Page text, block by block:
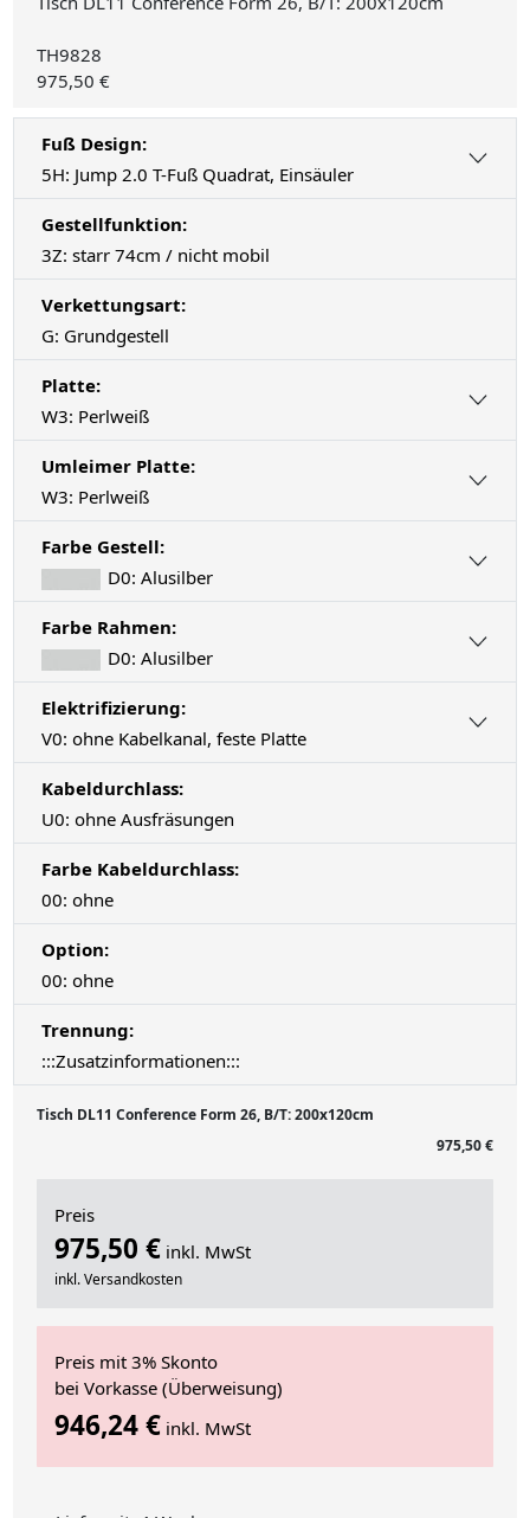
TH9828
975,50 €
Fuß Design:
5H: Jump 2.0 T-Fuß Quadrat, Einsäuler
Gestellfunktion:
3Z: starr 74cm / nicht mobil
Verkettungsart:
G: Grundgestell
Platte:
W3: Perlweiß
Umleimer Platte:
W3: Perlweiß
Farbe Gestell:
D0: Alusilber
Farbe Rahmen:
D0: Alusilber
Elektrifizierung:
V0: ohne Kabelkanal, feste Platte
Kabeldurchlass:
U0: ohne Ausfräsungen
Farbe Kabeldurchlass:
00: ohne
Option:
00: ohne
Trennung:
:::Zusatzinformationen:::
Tisch DL11 Conference Form 26, B/T: 200x120cm
975,50 €
Preis
975,50 € inkl. MwSt
inkl. Versandkosten
Preis mit 3% Skonto
bei Vorkasse (Überweisung)
946,24 € inkl. MwSt